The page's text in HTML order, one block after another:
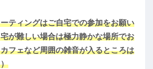
ティングはご自宅での参加をお願い
が難しい場合は極力静かな場所でお
フェなど周囲の雑音が入るところは